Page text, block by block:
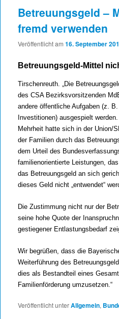
Betreuungsgeld –
fremd verwenden
Veröffentlicht am 16. September
Betreuungsgeld-Mittel
Tirschenreuth. „Die
des CSA Bezirksvorsitzenden
andere öffentliche Aufgaben (z.
Investitionen) ausgespielt
Mehrheit hatte sich in der Union/
der Familien durch das
dem Urteil des
familienorientierte Leistungen,
das Betreuungsgeld an sich
dieses Geld nicht „entwendet“
Die Zustimmung nicht nur der
seine hohe Quote der
gestiegener Entlastungsbedarf
Wir begrüßen, dass die
Weiterführung des
dies als Bestandteil eines
Familienförderung umzusetzen.“
Veröffentlicht unterAllgemein,